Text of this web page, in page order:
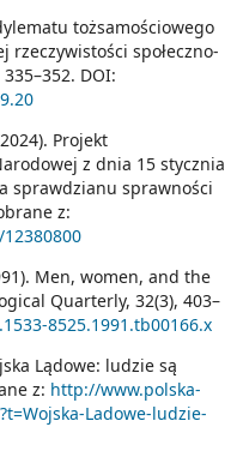
tożsamościowego
rzeczywistości społeczno-
DOI:
Projekt
z dnia 15 stycznia
sprawdzianu sprawności
z:
Men, women, and the
Quarterly, 32(3), 403–
8525.1991.tb00166.x
Lądowe: ludzie są
z: http://www.polska-
Ladowe-ludzie-